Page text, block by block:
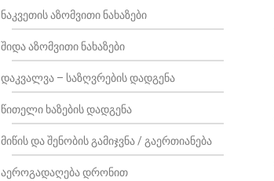
ᲜᲐᲙᲕᲔᲗᲘᲡ ᲐᲖᲝᲛᲕᲘᲗᲘ ᲜᲐᲮᲐᲖᲔᲑᲘ
ᲨᲘᲓᲐ ᲐᲖᲝᲛᲕᲘᲗᲘ ᲜᲐᲮᲐᲖᲔᲑᲘ
ᲓᲐᲙᲕᲐᲚᲕᲐ – ᲡᲐᲖᲦᲕᲠᲔᲑᲘᲡ ᲓᲐᲓᲒᲔᲜᲐ
ᲬᲘᲗᲔᲚᲘ ᲮᲐᲖᲔᲑᲘᲡ ᲓᲐᲓᲒᲔᲜᲐ
ᲛᲘᲬᲘᲡ ᲓᲐ ᲨᲔᲜᲝᲑᲘᲡ ᲒᲐᲛᲘᲯᲕᲜᲐ / ᲒᲐᲔᲠᲗᲘᲐᲜᲔᲑᲐ
ᲐᲔᲠᲝᲒᲐᲓᲐᲦᲔᲑᲐ ᲓᲠᲝᲜᲘᲗ